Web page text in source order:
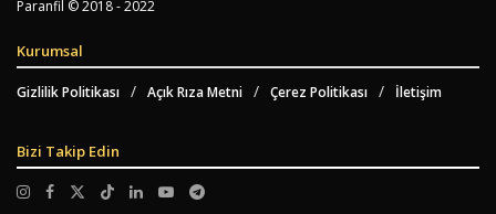
Paranfil © 2018 - 2022
Kurumsal
Gizlilik Politikası Açık Rıza Metni Çerez Politikası İletişim
Bizi Takip Edin